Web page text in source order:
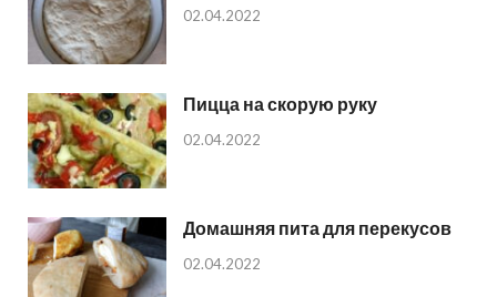
02.04.2022
Пицца на скорую руку
02.04.2022
Домашняя пита для перекусов
02.04.2022